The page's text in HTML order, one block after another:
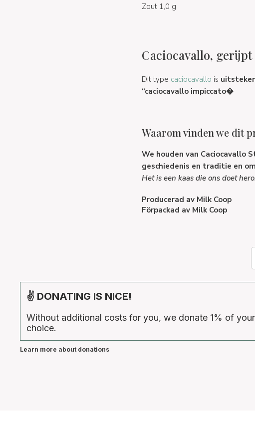
Zout 1,0 g
Caciocavallo,
Dit type caciocavallo is
“caciocavallo impiccato�
Waarom vinden we dit
We houden van Caciocavallo
geschiedenis en traditie en
Het is een kaas die ons doet
Producerad avMilk Coop
Förpackad avMilk Coop
✌ DONATING IS NICE!
Without additional costs for you, we donate 1% of
choice.
Learn more about donations